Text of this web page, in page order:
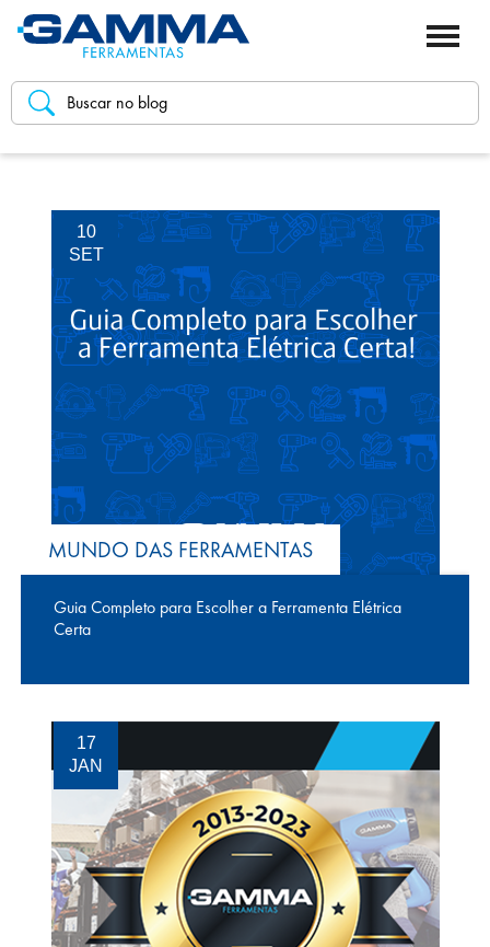
10
SET
MUNDO DAS FERRAMENTAS
Guia Completo para Escolher a Ferramenta Elétrica
Certa
17
JAN